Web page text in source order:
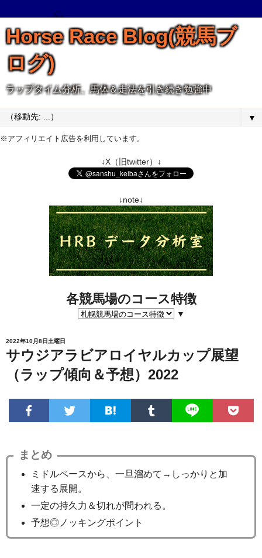
Horse Race Blog(競馬ブ
ログ)
ラップタイム分析、馬体＆走法を引き続き勉強中
▼
※アフィリエイト広告を利用しています。
↓X（旧twitter）↓
↓note↓
各競馬場のコース特徴
▼
2022年10月8日土曜日
サウジアラビアロイヤルカップ展望
（ラップ傾向＆予想）2022
まとめ
ミドルペースから、一旦溜めて→しっかりと加
速する展開。
一定の持久力＆切れが問われる。
予想◎ノッキングポイント